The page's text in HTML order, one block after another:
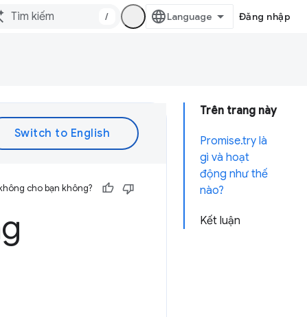
/ Đăng nhập
Trên trang này
Promise.try là
gì và hoạt
động như thế
nào?
Kết luận
cho bạn không?